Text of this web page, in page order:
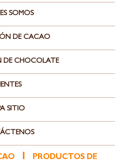
SOMOS
DE CACAO
DE CHOCOLATE
SITIO
l PRODUCTOS DE